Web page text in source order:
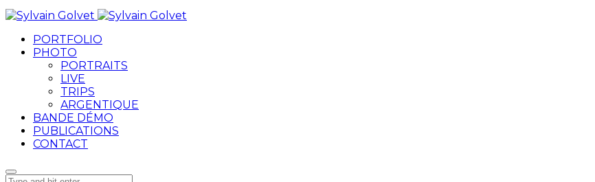
PORTFOLIO
PHOTO
PORTRAITS
LIVE
TRIPS
ARGENTIQUE
BANDE DÉMO
PUBLICATIONS
CONTACT